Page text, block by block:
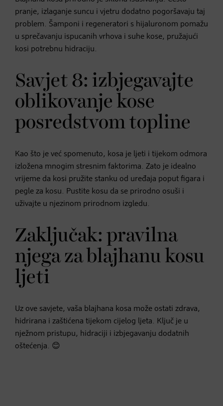
pranje, izlaganje suncu i vjetru dodatno pogoršavaju taj
problem. Šamponi i regeneratori s hijaluronom pomažu
u sprečavanju ispucanih vrhova i suhe kose, pružajući
kosi potrebnu hidraciju.
Savjet 8: izbjegavajte
oblikovanje kose
posredstvom topline
Kao što je već spomenuto, kosa je ljeti i tijekom odmora
izložena mnogim stresnim faktorima. Zato je idealno
vrijeme da kosi pružite stanku od uređaja poput figara i
pegle za kosu. Pustite kosu da se prirodno osuši i
uživajte u njezinom prirodnom izgledu.
Zaključak: pravilna
njega za blajhanu kosu
ljeti
Uz ove savjete, vaša blajhana kosa može ostati zdrava,
hidrirana i zaštićena tijekom cijelog ljeta. Ključ je u
nježnom pristupu, hidraciji i izbjegavanju dodatnih
oštećenja. 😊